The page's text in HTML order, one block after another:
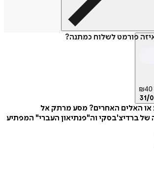
פורמט לשלוח כמתנה?
₪40
31/
או האלים האחרים? מסע מרתק אל
של ברדיצ'בסקי וה"פנתיאון העברי" המפתיע